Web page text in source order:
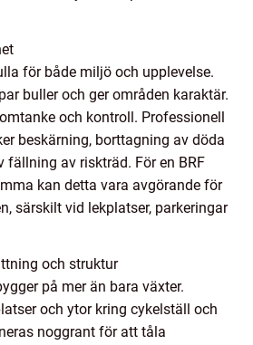
för både miljö och upplevelse.
buller och ger områden karaktär.
och kontroll. Professionell
beskärning, borttagning av döda
fällning av riskträd. För en BRF
kan detta vara avgörande för
särskilt vid lekplatser, parkeringar
och struktur
på mer än bara växter.
och ytor kring cykelställ och
noggrant för att tåla